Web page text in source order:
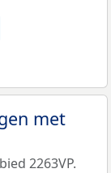
met
2263VP.